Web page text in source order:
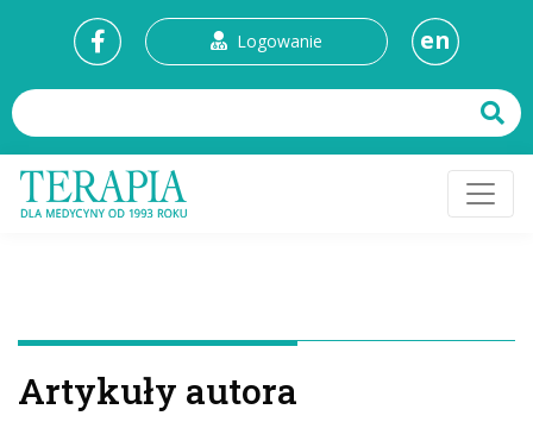
Logowanie en
Artykuły autora